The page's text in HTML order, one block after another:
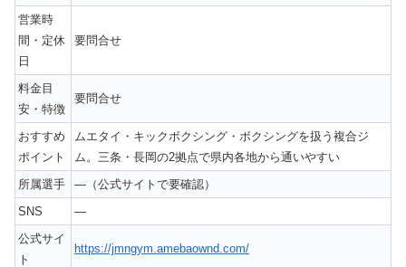
営業時
間・定休
日
要問合せ
料金目
安・特徴
要問合せ
おすすめ
ポイント
ムエタイ・キックボクシング・ボクシングを扱う複合ジ
ム。三条・長岡の2拠点で県内各地から通いやすい
所属選手
—（公式サイトで要確認）
SNS
—
公式サイ
ト
https://jmngym.amebaownd.com/